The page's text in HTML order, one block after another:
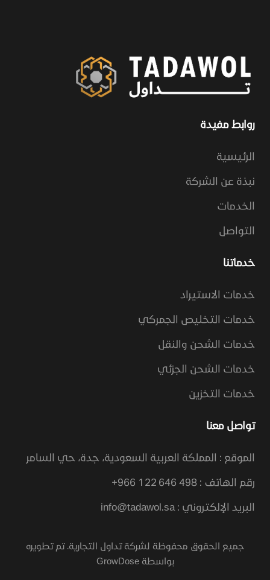
روابط مفيدة
الرئيسية
نبذة عن الشركة
الخدمات
التواصل
خدماتنا
خدمات الاستيراد
خدمات التخليص الجمركي
خدمات الشحن والنقل
خدمات الشحن الجزئي
خدمات التخزين
تواصل معنا
الموقع : المملكة العربية السعودية، جدة، حي السامر
رقم الهاتف : 498 646 122 966+
البريد الإلكتروني : info@tadawol.sa
جميع الحقوق محفوظة لشركة تداول التجارية. تم تطويره
بواسطةGrowDose